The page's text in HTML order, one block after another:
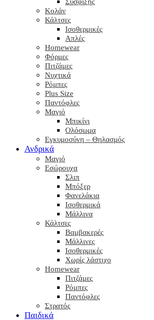
Κολάν
Κάλτσες
Ισοθερμικές
Απλές
Homewear
Φόρμες
Πιτζάμες
Νυχτικά
Ρόμπες
Plus Size
Παντόφλες
Μαγιό
Μπικίνι
Ολόσωμα
Εγκυμοσύνη – Θηλασμός
Ανδρικά
Μαγιό
Εσώρουχα
Σλιπ
Μπόξερ
Φανελάκια
Ισοθερμικά
Μάλλινα
Κάλτσες
Βαμβακερές
Μάλλινες
Ισοθερμικές
Χωρίς λάστιχο
Homewear
Πιτζάμες
Ρόμπες
Παντόφλες
Στρατός
Παιδικά